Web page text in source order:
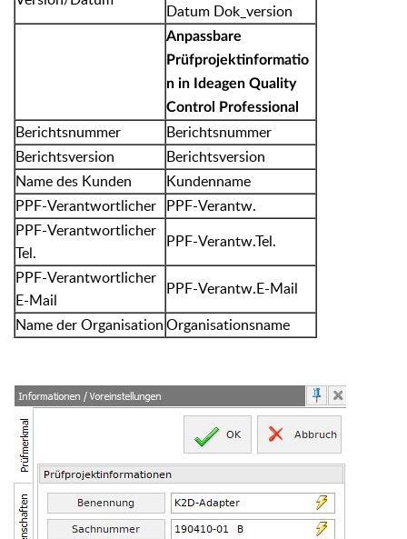
Datum Dok_version
Anpassbare
Prüfprojektinformatio
n in Ideagen Quality
Control Professional
Berichtsnummer
Berichtsnummer
Berichtsversion
Berichtsversion
Name des Kunden
Kundenname
PPF-Verantwortlicher PPF-Verantw.
PPF-Verantwortlicher
Tel.
PPF-Verantw.Tel.
PPF-Verantwortlicher
E-Mail
PPF-Verantw.E-Mail
Name der OrganisationOrganisationsname